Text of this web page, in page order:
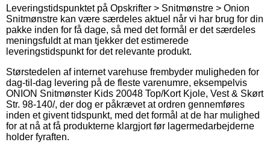
Leveringstidspunktet på Opskrifter > Snitmønstre > Onion
Snitmønstre kan være særdeles aktuel når vi har brug for din
pakke inden for få dage, så med det formål er det særdeles
meningsfuldt at man tjekker det estimerede
leveringstidspunkt for det relevante produkt.
Størstedelen af internet varehuse frembyder muligheden for
dag-til-dag levering på de fleste varenumre, eksempelvis
ONION Snitmønster Kids 20048 Top/Kort Kjole, Vest & Skørt
Str. 98-140/, der dog er påkrævet at ordren gennemføres
inden et givent tidspunkt, med det formål at de har mulighed
for at nå at få produkterne klargjort før lagermedarbejderne
holder fyraften.